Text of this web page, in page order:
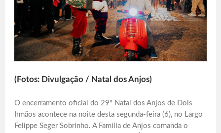
(Fotos: Divulgação / Natal dos Anjos)
O encerramento oficial do 29º Natal dos Anjos de Dois
Irmãos acontece na noite desta segunda-feira (6), no Largo
Felippe Seger Sobrinho. A Família de Anjos comanda o